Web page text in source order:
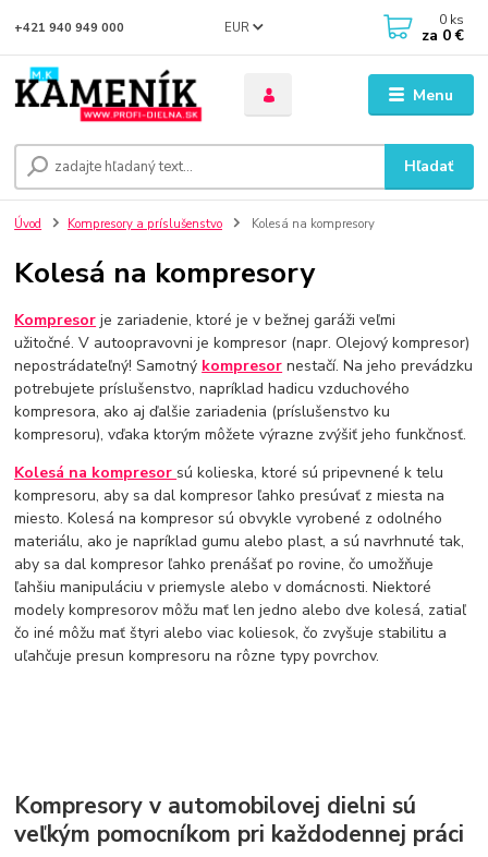
Menu
EUR
Hľadať
+421 940 949 000 0 ks
za 0 €
Úvod Kompresory a príslušenstvo Kolesá na kompresory
Kolesá na kompresory
Kompresor je zariadenie, ktoré je v bežnej garáži veľmi
užitočné. V autoopravovni je kompresor (napr. Olejový kompresor)
nepostrádateľný! Samotný kompresor nestačí. Na jeho prevádzku
potrebujete príslušenstvo, napríklad hadicu vzduchového
kompresora, ako aj ďalšie zariadenia (príslušenstvo ku
kompresoru), vďaka ktorým môžete výrazne zvýšiť jeho funkčnosť.
Kolesá na kompresor sú kolieska, ktoré sú pripevnené k telu
kompresoru, aby sa dal kompresor ľahko presúvať z miesta na
miesto. Kolesá na kompresor sú obvykle vyrobené z odolného
materiálu, ako je napríklad gumu alebo plast, a sú navrhnuté tak,
aby sa dal kompresor ľahko prenášať po rovine, čo umožňuje
ľahšiu manipuláciu v priemysle alebo v domácnosti. Niektoré
modely kompresorov môžu mať len jedno alebo dve kolesá, zatiaľ
čo iné môžu mať štyri alebo viac koliesok, čo zvyšuje stabilitu a
uľahčuje presun kompresoru na rôzne typy povrchov.
Kompresory v automobilovej dielni sú
veľkým pomocníkom pri každodennej práci